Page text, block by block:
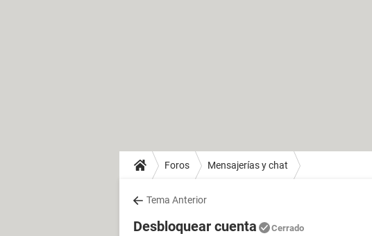
Foros Mensajerías y chat
Tema Anterior
Desbloquear cuenta Cerrado